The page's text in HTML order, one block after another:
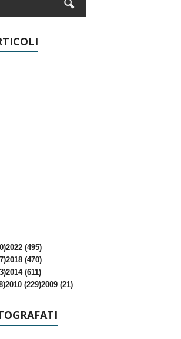
2022 (495)
2018 (470)
2014 (611)
2010 (229)2009 (21)